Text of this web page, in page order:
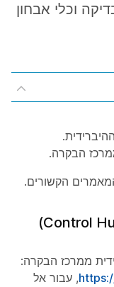
וכלי אבחון
הבקרה.
הקשורים.
ממרכז הבקרה:
, עבור אל